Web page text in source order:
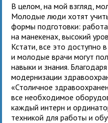
В целом, на мой взгляд,
Молодые люди хотят
формы подготовки:
на манекенах, высокий
Кстати, все это доступно
и молодые врачи могут
навыки и знания.
модернизации
«Столичное
все необходимое
каждый интерн и
техникой для работы и